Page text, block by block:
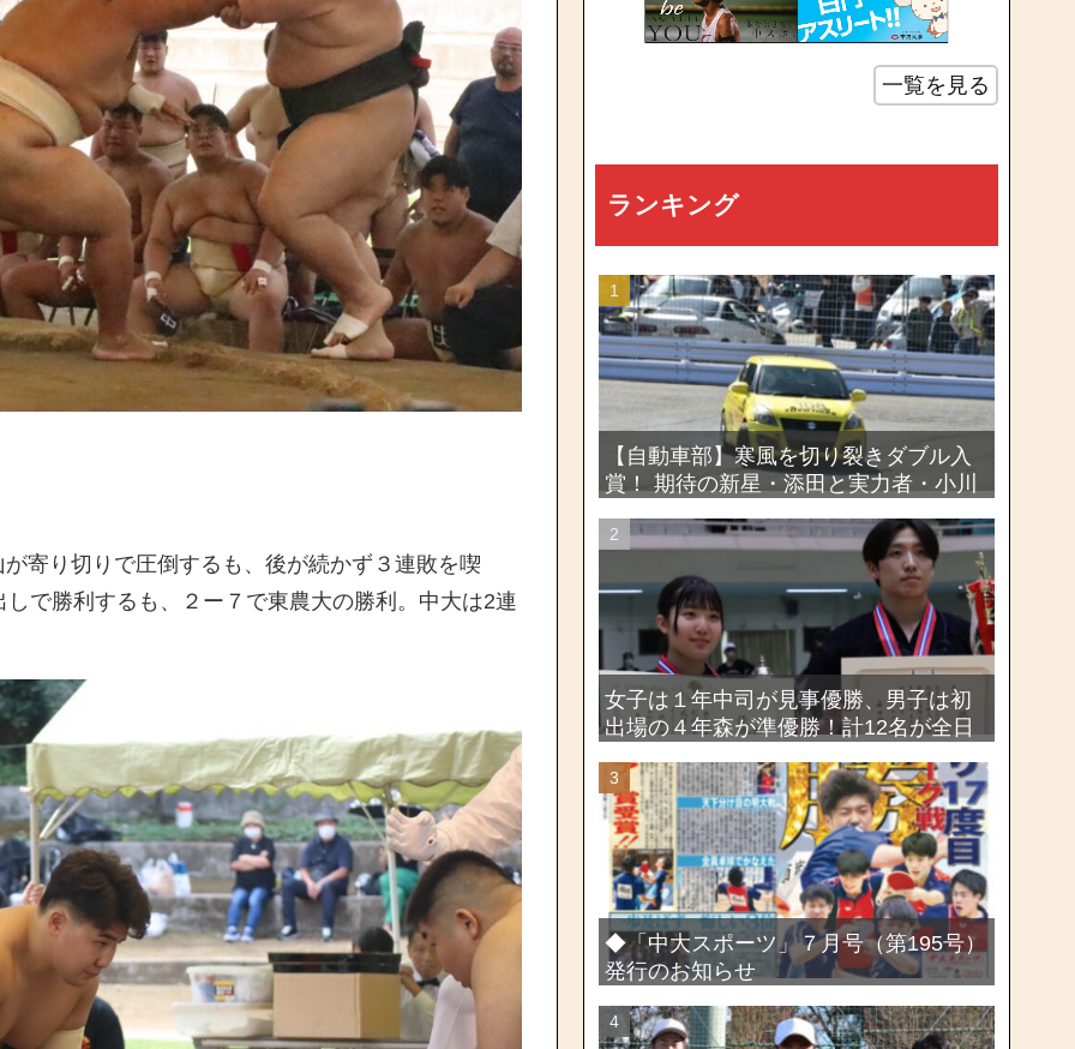
寄り切りで圧倒するも、後が続かず３連敗を喫
で勝利するも、２ー７で東農大の勝利。中大は2連
一覧を見る
ランキング
【自動車部】寒風を切り裂きダブル入
賞！ 期待の新星・添田と実力者・小川
大会2026
女子は１年中司が見事優勝、男子は初
出場の４年森が準優勝！計12名が全日
剣道選手権大会・第72回関東学生剣道
選手権大会
◆「中大スポーツ」７月号（第195号）
発行のお知らせ